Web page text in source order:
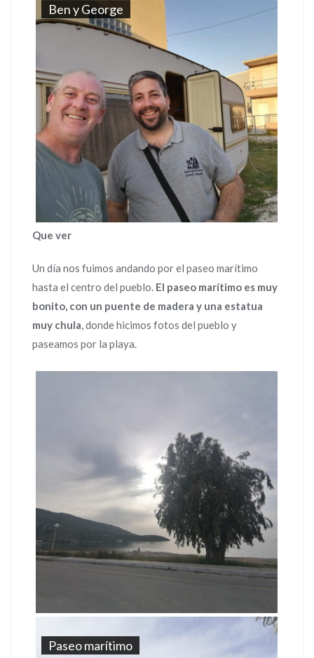
Ben y George
Que ver
Un día nos fuimos andando por el paseo marítimo
hasta el centro del pueblo. El paseo marítimo es muy
bonito, con un puente de madera y una estatua
muy chula, donde hicimos fotos del pueblo y
paseamos por la playa.
Paseo marítimo